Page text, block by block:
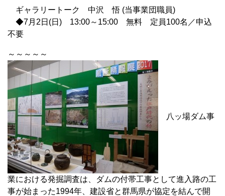
ギャラリートーク 中沢 悟 (当事業団職員)
◆7月2日(日) 13:00～15:00 無料 定員100名／申込
不要
～～～～～
八ッ場ダム事
業における発掘調査は、ダムの付帯工事として進入路の工
事が始まった1994年、建設省と群馬県が協定を結んで開